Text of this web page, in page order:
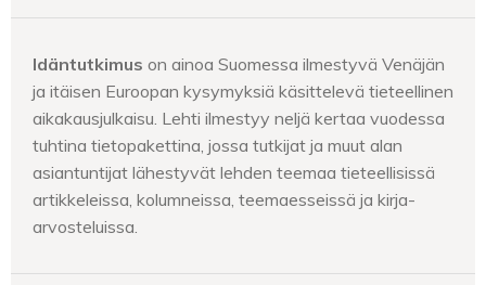
Idäntutkimus on ainoa Suomessa ilmestyvä Venäjän
ja itäisen Euroopan kysymyksiä käsittelevä tieteellinen
aikakausjulkaisu. Lehti ilmestyy neljä kertaa vuodessa
tuhtina tietopakettina, jossa tutkijat ja muut alan
asiantuntijat lähestyvät lehden teemaa tieteellisissä
artikkeleissa, kolumneissa, teemaesseissä ja kirja-
arvosteluissa.